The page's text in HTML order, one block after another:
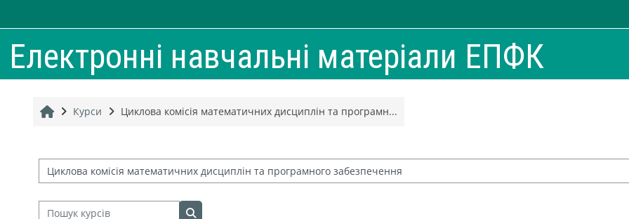
Електронні навчальні матеріали ЕПФК
Головна
Курси Циклова комісія математичних дисциплін та програмн...
Категорії курсів